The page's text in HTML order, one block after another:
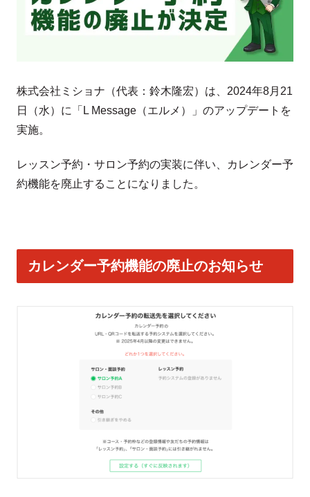
株式会社ミショナ（代表：鈴木隆宏）は、2024年8月21
日（水）に「L Message（エルメ）」のアップデートを
実施。
レッスン予約・サロン予約の実装に伴い、カレンダー予
約機能を廃止することになりました。
カレンダー予約機能の廃止のお知らせ